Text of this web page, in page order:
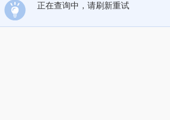
正在查询中，请刷新重试